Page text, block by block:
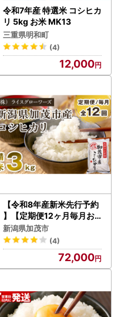
令和7年産 特選米 コシヒカ
リ 5kg お米 MK13
三重県明和町
(4)
12,000
【令和8年産新米先行予約
】【定期便12ヶ月毎月お
届け】新潟県加茂市産コシ
ヒカリ 精米3kg《10月上
旬～順次出荷》白米 （株
）ライスグローワーズ
新潟県加茂市
(4)
72,000